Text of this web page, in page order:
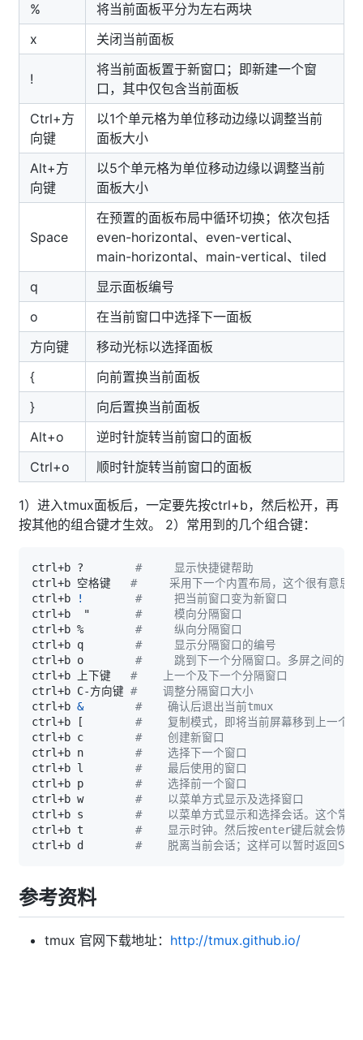
%
将当前面板平分为左右两块
x
关闭当前面板
!
将当前面板置于新窗口；即新建一个窗
口，其中仅包含当前面板
Ctrl+方
向键
以1个单元格为单位移动边缘以调整当前
面板大小
Alt+方
向键
以5个单元格为单位移动边缘以调整当前
面板大小
Space
在预置的面板布局中循环切换；依次包括
even-horizontal、even-vertical、
main-horizontal、main-vertical、tiled
q
显示面板编号
o
在当前窗口中选择下一面板
方向键
移动光标以选择面板
{
向前置换当前面板
}
向后置换当前面板
Alt+o
逆时针旋转当前窗口的面板
Ctrl+o
顺时针旋转当前窗口的面板
1）进入tmux面板后，一定要先按ctrl+b，然后松开，再
按其他的组合键才生效。 2）常用到的几个组合键：
ctrl+b ? #     显示快捷键帮助
ctrl+b 空格键 #     采用下一个内置布局，这个很有意思，
ctrl+b
!
#     把当前窗口变为新窗口
ctrl+b  " #     模向分隔窗口
ctrl+b % #     纵向分隔窗口
ctrl+b q #     显示分隔窗口的编号
ctrl+b o #     跳到下一个分隔窗口。多屏之间的切
ctrl+b 上下键 #    上一个及下一个分隔窗口
ctrl+b C-方向键 #    调整分隔窗口大小
ctrl+b &
#    确认后退出当前tmux
ctrl+b
[
#    复制模式，即将当前屏幕移到上一个的
ctrl+b c #    创建新窗口
ctrl+b n #    选择下一个窗口
ctrl+b l #    最后使用的窗口
ctrl+b p #    选择前一个窗口
ctrl+b w #    以菜单方式显示及选择窗口
ctrl+b s #    以菜单方式显示和选择会话。这个常用
ctrl+b t #    显示时钟。然后按enter键后就会恢
ctrl+b d #    脱离当前会话；这样可以暂时返回
参考资料
tmux 官网下载地址： http://tmux.github.io/